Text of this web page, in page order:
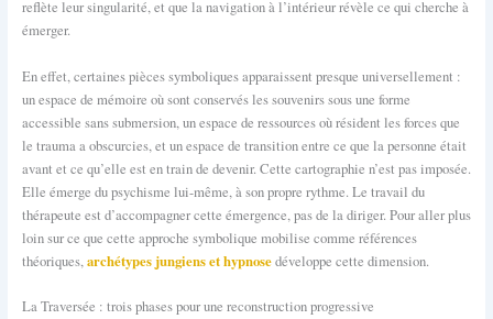
reflète leur singularité, et que la navigation à l’intérieur révèle ce qui cherche à
émerger.
En effet, certaines pièces symboliques apparaissent presque universellement :
un espace de mémoire où sont conservés les souvenirs sous une forme
accessible sans submersion, un espace de ressources où résident les forces que
le trauma a obscurcies, et un espace de transition entre ce que la personne était
avant et ce qu’elle est en train de devenir. Cette cartographie n’est pas imposée.
Elle émerge du psychisme lui-même, à son propre rythme. Le travail du
thérapeute est d’accompagner cette émergence, pas de la diriger. Pour aller plus
loin sur ce que cette approche symbolique mobilise comme références
théoriques,archétypes jungiens et hypnosedéveloppe cette dimension.
La Traversée : trois phases pour une reconstruction progressive